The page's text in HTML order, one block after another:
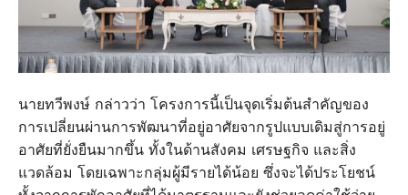
นายทวีพงษ์ กล่าวว่า โครงการนี้เป็นจุดเริ่มต้นสำคัญของ
การเปลี่ยนผ่านการพัฒนาที่อยู่อาศัยจากรูปแบบเดิมสู่การอยู่
อาศัยที่ยั่งยืนมากขึ้น ทั้งในด้านสังคม เศรษฐกิจ และสิ่ง
แวดล้อม โดยเฉพาะกลุ่มผู้มีรายได้น้อย ซึ่งจะได้ประโยชน์